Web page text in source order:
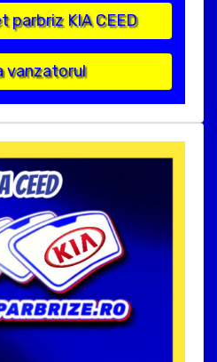
parbriz KIA CEED
vanzatorul